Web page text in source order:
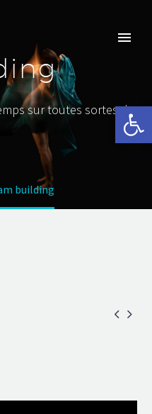
Ouvrir
sur toutes sortes de
building
 